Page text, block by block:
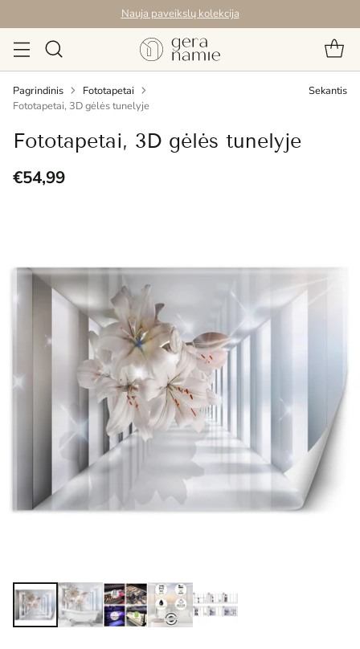
Nauja paveikslų kolekcija
Pagrindinis
Fototapetai
Fototapetai, 3D gėlės tunelyje
Sekantis
Fototapetai, 3D gėlės tunelyje
Reguliari
€54,99